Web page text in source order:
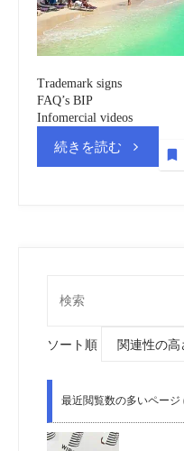
(BIP
SXM)
商
Trademark signs
FAQ’s BIP
Infomercial videos
続きを読む“シ
ル
ソート順
最近閲覧数の多いページ